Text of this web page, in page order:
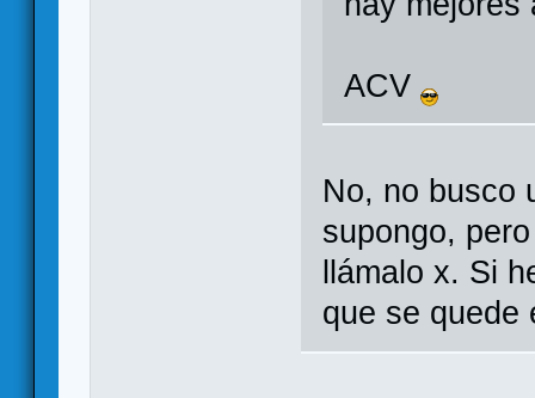
ACV
No, no busco
supongo,
llámalo x. Si
que se quede